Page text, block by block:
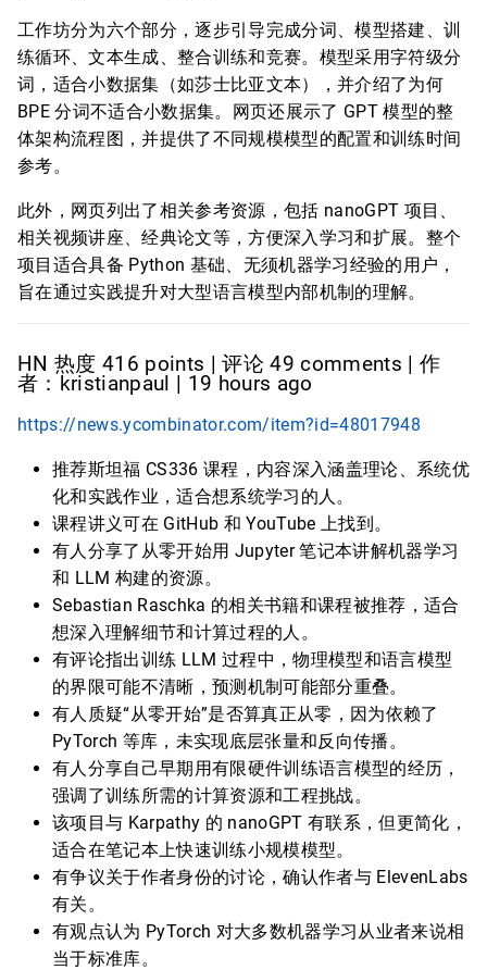
工作坊分为六个部分，逐步引导完成分词、模型搭建、训
练循环、文本生成、整合训练和竞赛。模型采用字符级分
词，适合小数据集（如莎士比亚文本），并介绍了为何
BPE 分词不适合小数据集。网页还展示了 GPT 模型的整
体架构流程图，并提供了不同规模模型的配置和训练时间
参考。
此外，网页列出了相关参考资源，包括 nanoGPT 项目、
相关视频讲座、经典论文等，方便深入学习和扩展。整个
项目适合具备 Python 基础、无须机器学习经验的用户，
旨在通过实践提升对大型语言模型内部机制的理解。
HN 热度 416 points | 评论 49 comments | 作
者：kristianpaul | 19 hours ago
https://news.ycombinator.com/item?id=48017948
推荐斯坦福 CS336 课程，内容深入涵盖理论、系统优
化和实践作业，适合想系统学习的人。
课程讲义可在 GitHub 和 YouTube 上找到。
有人分享了从零开始用 Jupyter 笔记本讲解机器学习
和 LLM 构建的资源。
Sebastian Raschka 的相关书籍和课程被推荐，适合
想深入理解细节和计算过程的人。
有评论指出训练 LLM 过程中，物理模型和语言模型
的界限可能不清晰，预测机制可能部分重叠。
有人质疑“从零开始”是否算真正从零，因为依赖了
PyTorch 等库，未实现底层张量和反向传播。
有人分享自己早期用有限硬件训练语言模型的经历，
强调了训练所需的计算资源和工程挑战。
该项目与 Karpathy 的 nanoGPT 有联系，但更简化，
适合在笔记本上快速训练小规模模型。
有争议关于作者身份的讨论，确认作者与 ElevenLabs
有关。
有观点认为 PyTorch 对大多数机器学习从业者来说相
当于标准库。